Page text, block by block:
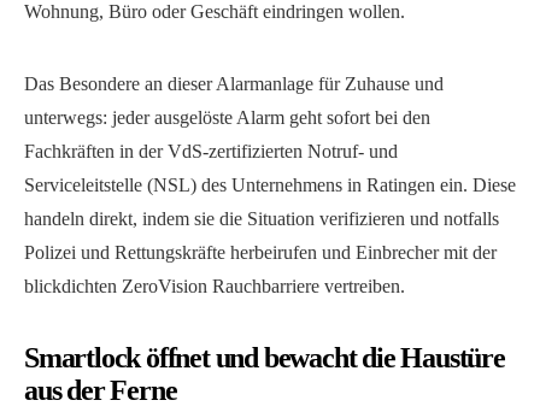
Wohnung, Büro oder Geschäft eindringen wollen.
Das Besondere an dieser Alarmanlage für Zuhause und
unterwegs: jeder ausgelöste Alarm geht sofort bei den
Fachkräften in der VdS-zertifizierten Notruf- und
Serviceleitstelle (NSL) des Unternehmens in Ratingen ein. Diese
handeln direkt, indem sie die Situation verifizieren und notfalls
Polizei und Rettungskräfte herbeirufen und Einbrecher mit der
blickdichten ZeroVision Rauchbarriere vertreiben.
Smartlock öffnet und bewacht die Haustüre
aus der Ferne